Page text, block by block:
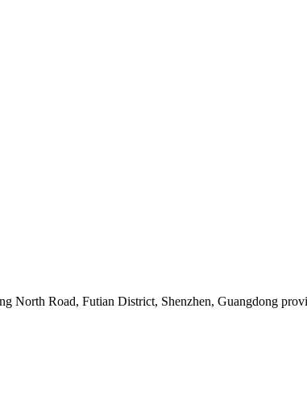
North Road, Futian District, Shenzhen, Guangdong